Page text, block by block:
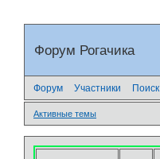
Форум Рогачика
Форум Участники Поиск
Активные темы